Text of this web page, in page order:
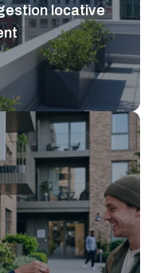
locative